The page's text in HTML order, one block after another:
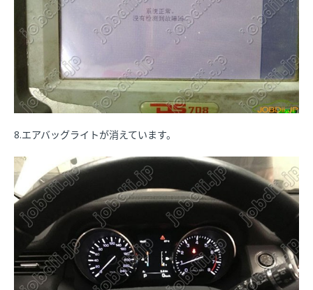
8.エアバッグライトが消えています。